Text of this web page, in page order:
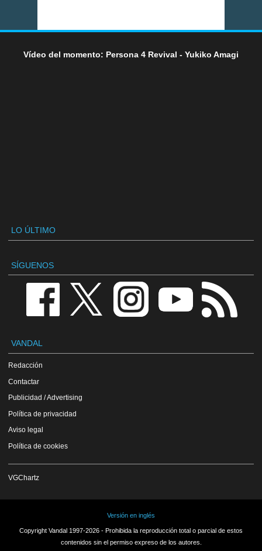
Vídeo del momento: Persona 4 Revival - Yukiko Amagi
LO ÚLTIMO
SÍGUENOS
VANDAL
Redacción
Contactar
Publicidad / Advertising
Política de privacidad
Aviso legal
Política de cookies
VGChartz
Versión en inglés
Copyright Vandal 1997-2026 - Prohibida la reproducción total o parcial de estos
contenidos sin el permiso expreso de los autores.